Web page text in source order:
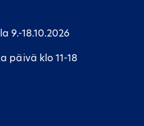
9.-18.10.2026
päivä klo 11-18